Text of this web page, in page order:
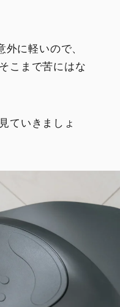
に軽いので、
こまで苦にはな
ていきましょ